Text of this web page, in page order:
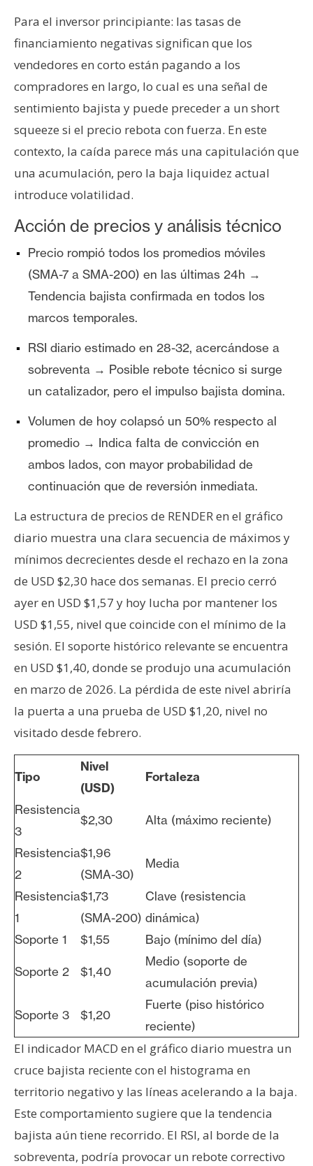
Para el inversor principiante: las tasas de
financiamiento negativas significan que los
vendedores en corto están pagando a los
compradores en largo, lo cual es una señal de
sentimiento bajista y puede preceder a un short
squeeze si el precio rebota con fuerza. En este
contexto, la caída parece más una capitulación que
una acumulación, pero la baja liquidez actual
introduce volatilidad.
Acción de precios y análisis técnico
Precio rompió todos los promedios móviles
(SMA-7 a SMA-200) en las últimas 24h →
Tendencia bajista confirmada en todos los
marcos temporales.
RSI diario estimado en 28-32, acercándose a
sobreventa → Posible rebote técnico si surge
un catalizador, pero el impulso bajista domina.
Volumen de hoy colapsó un 50% respecto al
promedio → Indica falta de convicción en
ambos lados, con mayor probabilidad de
continuación que de reversión inmediata.
La estructura de precios de RENDER en el gráfico
diario muestra una clara secuencia de máximos y
mínimos decrecientes desde el rechazo en la zona
de USD $2,30 hace dos semanas. El precio cerró
ayer en USD $1,57 y hoy lucha por mantener los
USD $1,55, nivel que coincide con el mínimo de la
sesión. El soporte histórico relevante se encuentra
en USD $1,40, donde se produjo una acumulación
en marzo de 2026. La pérdida de este nivel abriría
la puerta a una prueba de USD $1,20, nivel no
visitado desde febrero.
Tipo
Nivel
(USD)
Fortaleza
Resistencia
3
$2,30 Alta (máximo reciente)
Resistencia
2
$1,96
(SMA-30)
Media
Resistencia
1
$1,73
(SMA-200)
Clave (resistencia
dinámica)
Soporte 1
$1,55 Bajo (mínimo del día)
Soporte 2 $1,40
Medio (soporte de
acumulación previa)
Soporte 3 $1,20
Fuerte (piso histórico
reciente)
El indicador MACD en el gráfico diario muestra un
cruce bajista reciente con el histograma en
territorio negativo y las líneas acelerando a la baja.
Este comportamiento sugiere que la tendencia
bajista aún tiene recorrido. El RSI, al borde de la
sobreventa, podría provocar un rebote correctivo